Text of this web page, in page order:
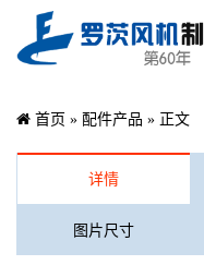
首页 » 配件产品 » 正文
详情
图片尺寸